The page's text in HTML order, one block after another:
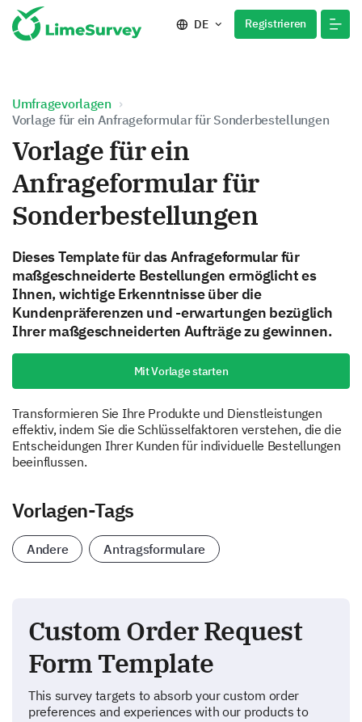
DE Registrieren
Umfragevorlagen
Vorlage für ein Anfrageformular für Sonderbestellungen
Vorlage für ein
Anfrageformular für
Sonderbestellungen
Dieses Template für das Anfrageformular für
maßgeschneiderte Bestellungen ermöglicht es
Ihnen, wichtige Erkenntnisse über die
Kundenpräferenzen und -erwartungen bezüglich
Ihrer maßgeschneiderten Aufträge zu gewinnen.
Mit Vorlage starten
Transformieren Sie Ihre Produkte und Dienstleistungen
effektiv, indem Sie die Schlüsselfaktoren verstehen, die die
Entscheidungen Ihrer Kunden für individuelle Bestellungen
beeinflussen.
Vorlagen-Tags
Andere Antragsformulare
Custom Order Request
Form Template
This survey targets to absorb your custom order
preferences and experiences with our products to